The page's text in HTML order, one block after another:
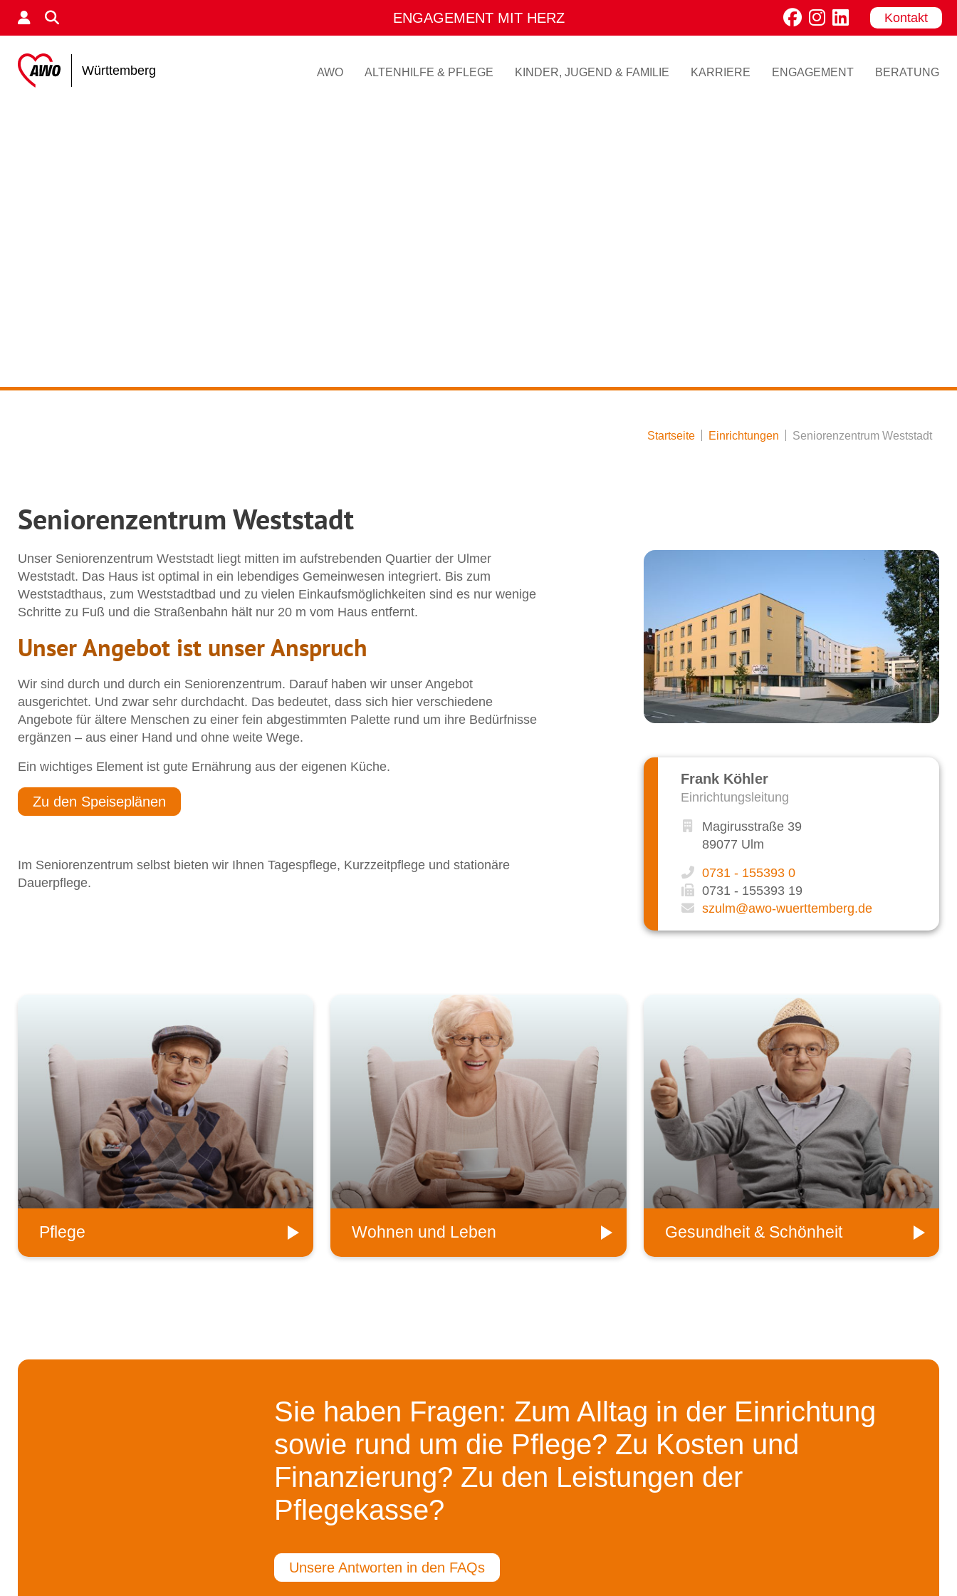
ENGAGEMENT MIT HERZ Kontakt
Württemberg AWO ALTENHILFE & PFLEGE KINDER, JUGEND & FAMILIE KARRIERE ENGAGEMENT BERATUNG
Startseite Einrichtungen Seniorenzentrum Weststadt
Seniorenzentrum Weststadt
Unser Seniorenzentrum Weststadt liegt mitten im aufstrebenden Quartier der Ulmer
Weststadt. Das Haus ist optimal in ein lebendiges Gemeinwesen integriert. Bis zum
Weststadthaus, zum Weststadtbad und zu vielen Einkaufsmöglichkeiten sind es nur wenige
Schritte zu Fuß und die Straßenbahn hält nur 20 m vom Haus entfernt.
Unser Angebot ist unser Anspruch
Wir sind durch und durch ein Seniorenzentrum. Darauf haben wir unser Angebot
ausgerichtet. Und zwar sehr durchdacht. Das bedeutet, dass sich hier verschiedene
Angebote für ältere Menschen zu einer fein abgestimmten Palette rund um ihre Bedürfnisse
ergänzen – aus einer Hand und ohne weite Wege.
Ein wichtiges Element ist gute Ernährung aus der eigenen Küche.
Zu den Speiseplänen
Im Seniorenzentrum selbst bieten wir Ihnen Tagespflege, Kurzzeitpflege und stationäre
Dauerpflege.
Frank Köhler
Einrichtungsleitung
Magirusstraße 39
89077 Ulm
0731 - 155393 0
0731 - 155393 19
szulm@awo-wuerttemberg.de
Pflege Wohnen und Leben Gesundheit & Schönheit
Sie haben Fragen: Zum Alltag in der Einrichtung
sowie rund um die Pflege? Zu Kosten und
Finanzierung? Zu den Leistungen der
Pflegekasse?
Unsere Antworten in den FAQs